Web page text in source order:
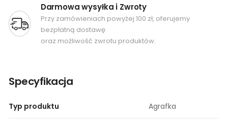
Darmowa wysyłka i Zwroty
Przy zamówieniach powyżej 100 zł, oferujemy
bezpłatną dostawę
oraz możliwość zwrotu produktów.
Specyfikacja
Typ produktu Agrafka